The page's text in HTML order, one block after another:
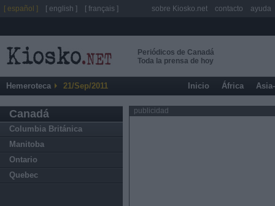
Periódicos de Canadá
Toda la prensa de hoy
Hemeroteca 21/Sep/2011 Inicio África
Canadá
Columbia Británica
Manitoba
Ontario
Quebec
publicidad
[ español ] [ english ] [ français ] sobre Kiosko.net contacto ayuda